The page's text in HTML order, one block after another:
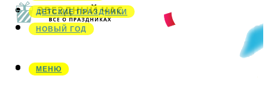
ДЕТСКИЕ ПРАЗДНИКИ
НОВЫЙ ГОД
МЕНЮ
МЕНЮ